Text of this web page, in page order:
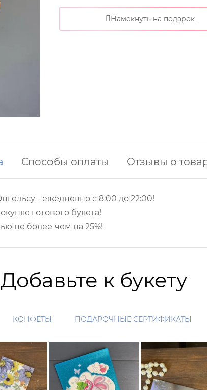
Намекнуть на подарок
Способы оплаты Отзывы о
- ежедневно с 8:00 до 22:00!
готового букета!
не более чем на 25%!
Добавьте к букету
КОНФЕТЫ ПОДАРОЧНЫЕ СЕРТИФИКАТЫ